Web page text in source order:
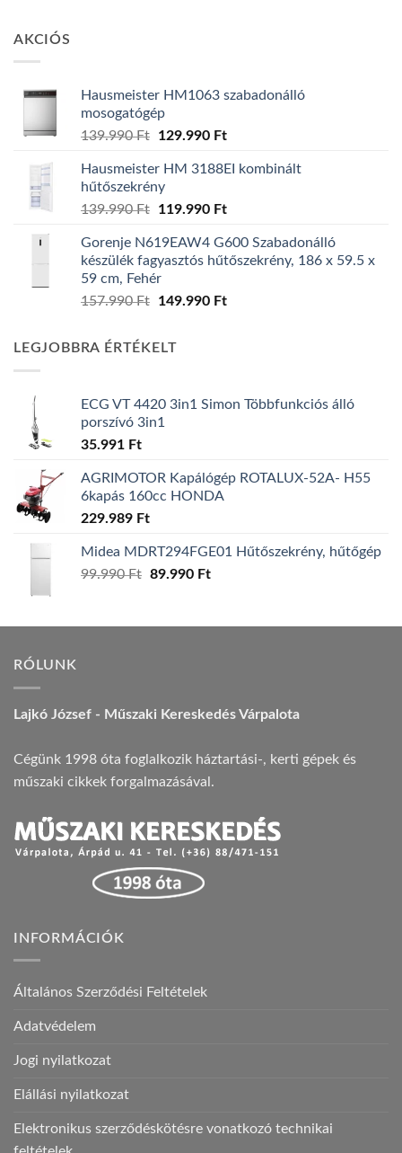
AKCIÓS
Hausmeister HM1063 szabadonálló
mosogatógép
139.990Ft
Original
was:
139.990 Ft.
129.990 FtCurrent
is:
Hausmeister HM 3188EI kombinált
hűtőszekrény
139.990Ft
Original
was:
139.990 Ft.
119.990 FtCurrent
is:
119.990 Ft.
Gorenje N619EAW4 G600 Szabadonálló
készülék fagyasztós hűtőszekrény, 186 x 59.5 x
59 cm, Fehér
157.990Ft
Original
157.990 Ft.
149.990 FtCurrent
LEGJOBBRA ÉRTÉKELT
ECG VT 4420 3in1 Simon Többfunkciós álló
porszívó 3in1
35.991 Ft
AGRIMOTOR Kapálógép ROTALUX-52A- H55
6kapás 160cc HONDA
229.989 Ft
Midea MDRT294FGE01 Hűtőszekrény, hűtőgép
99.990Ft Original
99.990 Ft.
89.990 FtCurrent
89.990 Ft.
RÓLUNK
Lajkó József - Műszaki Kereskedés Várpalota
Cégünk 1998 óta foglalkozik háztartási-, kerti gépek és
műszaki cikkek forgalmazásával.
INFORMÁCIÓK
Általános Szerződési Feltételek
Adatvédelem
Jogi nyilatkozat
Elállási nyilatkozat
Elektronikus szerződéskötésre vonatkozó technikai